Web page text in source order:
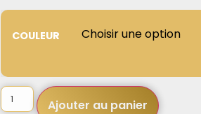
COULEUR
Ajouter au panier